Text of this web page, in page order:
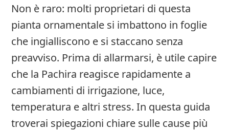
Non è raro: molti proprietari di questa
pianta ornamentale si imbattono in foglie
che ingialliscono e si staccano senza
preavviso. Prima di allarmarsi, è utile capire
che la Pachira reagisce rapidamente a
cambiamenti di irrigazione, luce,
temperatura e altri stress. In questa guida
troverai spiegazioni chiare sulle cause più